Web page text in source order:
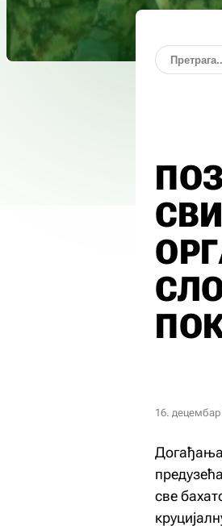
16. децембар
Догађања
све